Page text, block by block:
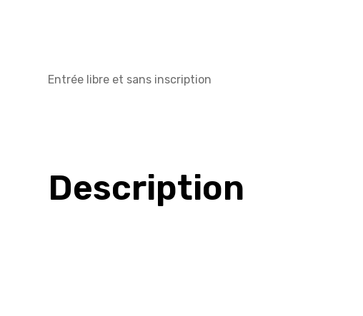
Entrée libre et sans inscription
Description